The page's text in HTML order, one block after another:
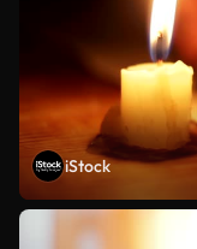
iStock